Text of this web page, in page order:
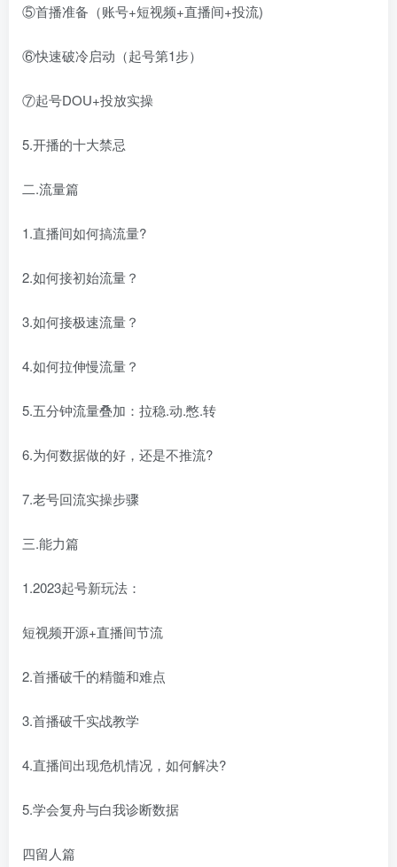
⑤首播准备（账号+短视频+直播间+投流)
⑥快速破冷启动（起号第1步）
⑦起号DOU+投放实操
5.开播的十大禁忌
二.流量篇
1.直播间如何搞流量?
2.如何接初始流量？
3.如何接极速流量？
4.如何拉伸慢流量？
5.五分钟流量叠加：拉稳.动.憋.转
6.为何数据做的好，还是不推流?
7.老号回流实操步骤
三.能力篇
1.2023起号新玩法：
短视频开源+直播间节流
2.首播破千的精髓和难点
3.首播破千实战教学
4.直播间出现危机情况，如何解决?
5.学会复舟与白我诊断数据
四留人篇